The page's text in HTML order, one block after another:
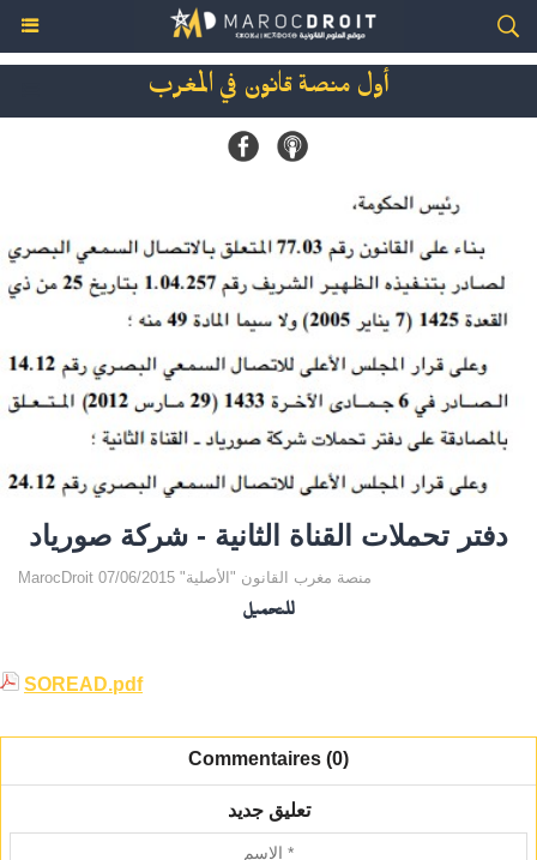
أول منصة قانون في المغرب
دفتر تحملات القناة الثانية - شركة صورياد
MarocDroit منصة مغرب القانون "الأصلية" 07/06/2015
للتحميل
SOREAD.pdf
Commentaires (0)
تعليق جديد